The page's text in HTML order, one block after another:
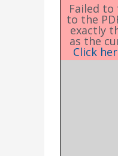
Failed to
to the
exactly
as the
Click